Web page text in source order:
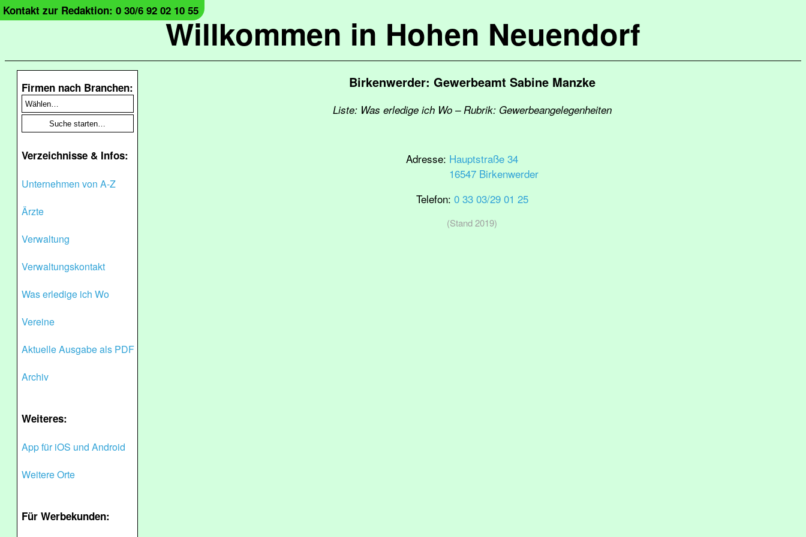
Willkommen in Hohen Neuendorf
Kontakt zur Redaktion: 0 30/6 92 02 10 55
Firmen nach Branchen:
Verzeichnisse & Infos:
Unternehmen von A-Z
Ärzte
Verwaltung
Verwaltungskontakt
Was erledige ich Wo
Vereine
Aktuelle Ausgabe als PDF
Archiv
Weiteres:
App für iOS und Android
Weitere Orte
Für Werbekunden:
Birkenwerder: Gewerbeamt Sabine Manzke
Liste: Was erledige ich Wo – Rubrik: Gewerbeangelegenheiten
Adresse: Hauptstraße 34
16547 Birkenwerder
Telefon: 0 33 03/29 01 25
(Stand 2019)